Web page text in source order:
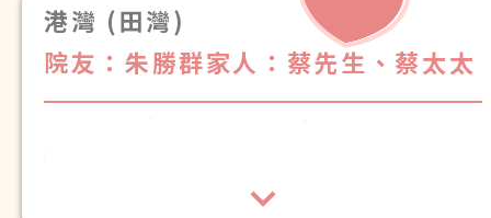
送上
港灣 (田灣)
院友：朱勝群家人：蔡先生、蔡太太